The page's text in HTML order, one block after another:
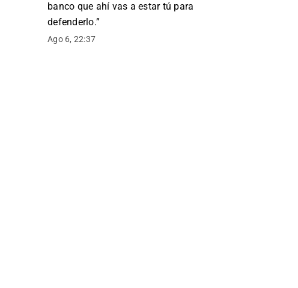
banco que ahí vas a estar tú para
defenderlo.”
Ago 6, 22:37